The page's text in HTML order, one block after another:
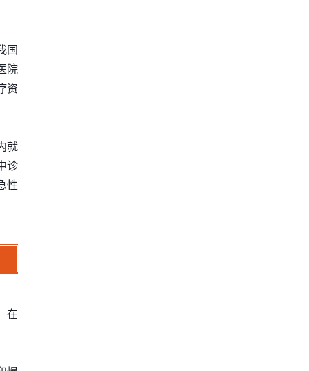
国
院
资
就
诊
性
在